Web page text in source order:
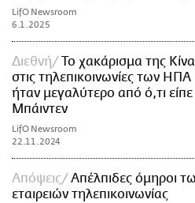
LifO Newsroom
6.1.2025
Διεθνή
Το χακάρισμα της
στις τηλεπικοινωνίες των ΗΠΑ
ήταν μεγαλύτερο από ό,τι είπε
Μπάιντεν
LifO Newsroom
22.11.2024
Απόψεις
Απέλπιδες όμηροι
εταιρειών τηλεπικοινωνίας